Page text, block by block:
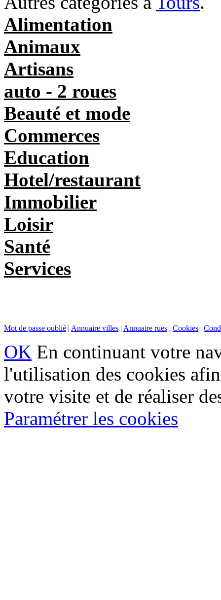
Alimentation
Animaux
Artisans
auto - 2 roues
Beauté et mode
Commerces
Education
Hotel/restaurant
Immobilier
Loisir
Santé
Services
Mot de passe oublié | Annuaire villes | Annuaire rues | Cookies |
OK En continuant votre
l'utilisation des cookies
votre visite et de réaliser
Paramétrer les cookies